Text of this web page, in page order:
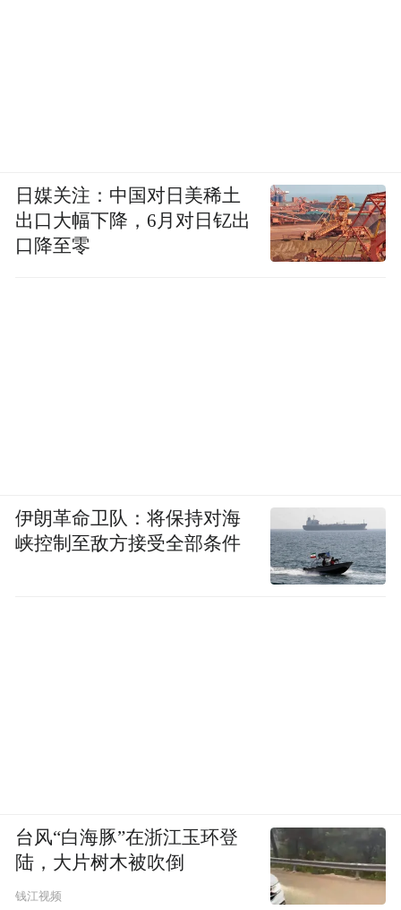
日媒关注：中国对日美稀土
出口大幅下降，6月对日钇出
口降至零
伊朗革命卫队：将保持对海
峡控制至敌方接受全部条件
台风“白海豚”在浙江玉环登
陆，大片树木被吹倒
钱江视频